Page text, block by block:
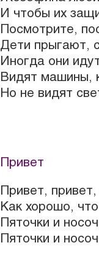
И чтобы их
Посмотрите,
Дети прыгают,
Иногда они
Видят машины,
Но не видят
Привет
Привет,
Как хорошо,
Пяточки и
Пяточки и